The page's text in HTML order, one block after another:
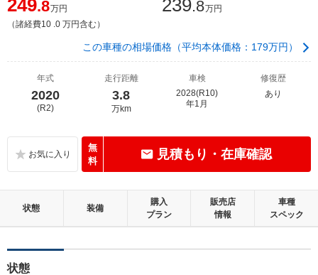
249.8万円
（諸経費10 .0 万円含む）
239.8万円
この車種の相場価格（平均本体価格：179万円）
年式
2020
(R2)
走行距離
3.8
万km
車検
2028(R10)
年1月
修復歴
あり
無
料
見積もり・在庫確認
状態 装備
購入
プラン
販売店
情報
車種
スペック
状態